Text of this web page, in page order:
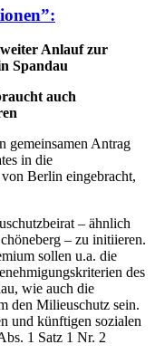
Anlauf zur
Spandau
auch
gemeinsamen Antrag
in die
Berlin eingebracht,
– ähnlich
– zu initiieren.
sollen u.a. die
des
wie auch die
den Milieuschutz sein.
und künftigen sozialen
1 Satz 1 Nr. 2